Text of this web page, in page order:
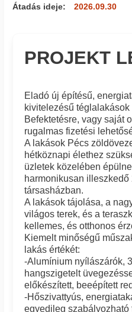
Átadás ideje:
2026.09.30
PROJEKT
Eladó új építésű,
kivitelezésű
Befektetésre, vagy saját
rugalmas fizetési
A lakások Pécs
hétköznapi élethez
üzletek közelében
harmonikusan illeszkedő
társasházban.
A lakások tájolása, a
világos terek, és a
kellemes, és otthonos
Kiemelt minőségű
lakás értékét:
-Alumínium nyílászárók,
hangszigetelt
előkészített, beeépített
-Hőszivattyús,
egyedileg szabályozható